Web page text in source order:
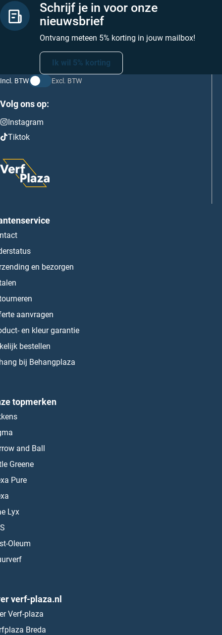
Schrijf je in voor onze
nieuwsbrief
Ontvang meteen 5% korting in jouw mailbox!
Ik wil 5% korting
Incl. BTW Excl. BTW
Volg ons op:
Instagram
Tiktok
en bezorgen
aanvragen
en kleur garantie
bestellen
bij Behangplaza
topmerken
and Ball
Greene
Pure
Lyx
Oleum
verf-plaza.nl
Verf-plaza
Breda